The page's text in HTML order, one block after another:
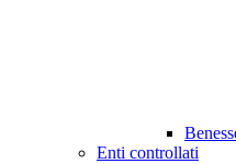
Enti controllati